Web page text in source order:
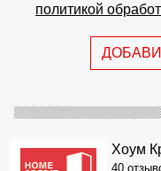
политикой
Хоум
40